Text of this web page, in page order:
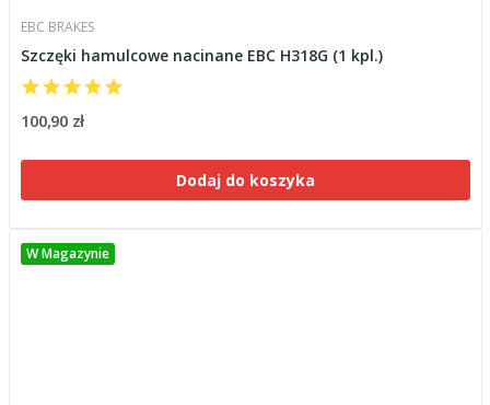
EBC BRAKES
Szczęki hamulcowe nacinane EBC H318G (1 kpl.)
100,90 zł
Dodaj do koszyka
W Magazynie